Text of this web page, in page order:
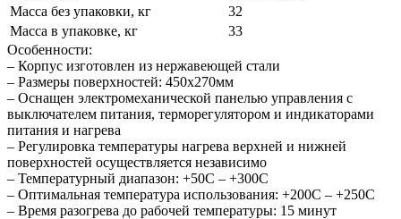
Масса без упаковки, кг
32
Масса в упаковке, кг
33
Особенности:
– Корпус изготовлен из нержавеющей стали
– Размеры поверхностей: 450х270мм
– Оснащен электромеханической панелью управления с
выключателем питания, терморегулятором и индикаторами
питания и нагрева
– Регулировка температуры нагрева верхней и нижней
поверхностей осуществляется независимо
– Температурный диапазон: +50C – +300C
– Оптимальная температура использования: +200C – +250C
– Время разогрева до рабочей температуры: 15 минут